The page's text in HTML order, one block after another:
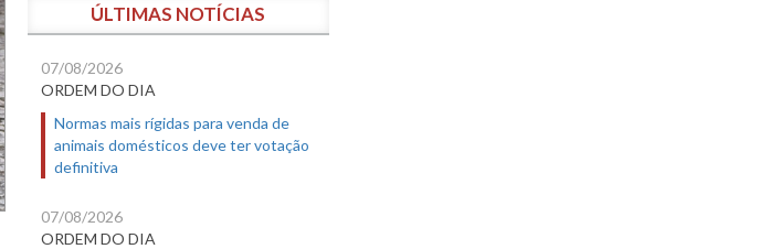
ÚLTIMAS NOTÍCIAS
07/08/2026
ORDEM DO DIA
Normas mais rígidas para venda de
animais domésticos deve ter votação
definitiva
07/08/2026
ORDEM DO DIA